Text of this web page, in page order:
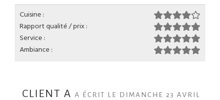
Cuisine :
Rapport qualité / prix :
Service :
Ambiance :
CLIENT A A ÉCRIT LE DIMANCHE 23 AVRIL